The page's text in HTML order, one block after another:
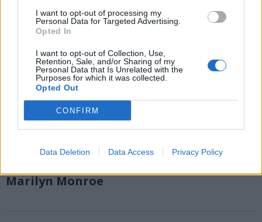
I want to opt-out of processing my
Personal Data for Targeted Advertising.
Opted In
I want to opt-out of Collection, Use,
Retention, Sale, and/or Sharing of my
Personal Data that Is Unrelated with the
Purposes for which it was collected.
Opted Out
CONFIRM
Data Deletion Data Access Privacy Policy
A Villa Toeplitz torna la “Notte dei
Marilyn Monroe